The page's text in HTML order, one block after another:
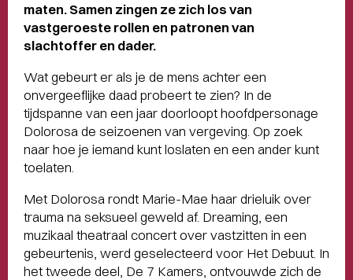
maten. Samen zingen ze zich los van
vastgeroeste rollen en patronen van
slachtoffer en dader.
Wat gebeurt er als je de mens achter een
onvergeeflijke daad probeert te zien? In de
tijdspanne van een jaar doorloopt hoofdpersonage
Dolorosa de seizoenen van vergeving. Op zoek
naar hoe je iemand kunt loslaten en een ander kunt
toelaten.
Met Dolorosa rondt Marie-Mae haar drieluik over
trauma na seksueel geweld af. Dreaming, een
muzikaal theatraal concert over vastzitten in een
gebeurtenis, werd geselecteerd voor Het Debuut. In
het tweede deel, De 7 Kamers, ontvouwde zich de